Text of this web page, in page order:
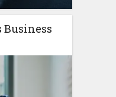
Business